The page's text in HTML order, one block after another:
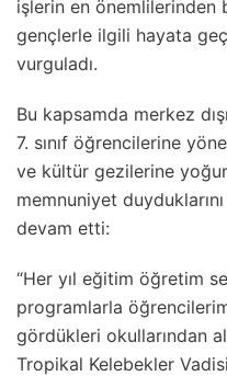
işlerin en
gençlerle ilgili hayata
vurguladı.
Bu kapsamda merkez
7. sınıf öğrencilerine
ve kültür gezilerine
memnuniyet
devam etti:
“Her yıl eğitim öğretim
programlarla
gördükleri okullarından
Tropikal Kelebekler